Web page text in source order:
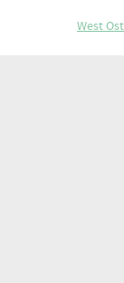
West Ost